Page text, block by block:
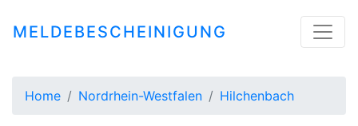
MELDEBESCHEINIGUNG
Home Nordrhein-Westfalen Hilchenbach